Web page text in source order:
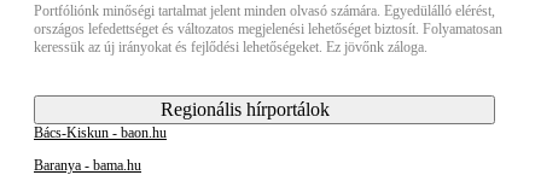
Portfóliónk minőségi tartalmat jelent minden olvasó számára. Egyedülálló elérést,
országos lefedettséget és változatos megjelenési lehetőséget biztosít. Folyamatosan
keressük az új irányokat és fejlődési lehetőségeket. Ez jövőnk záloga.
Regionális hírportálok
Bács-Kiskun - baon.hu
Baranya - bama.hu